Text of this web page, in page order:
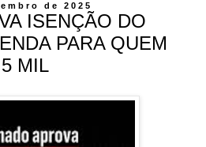
de 2025
ISENÇÃO DO
PARA QUEM
MIL